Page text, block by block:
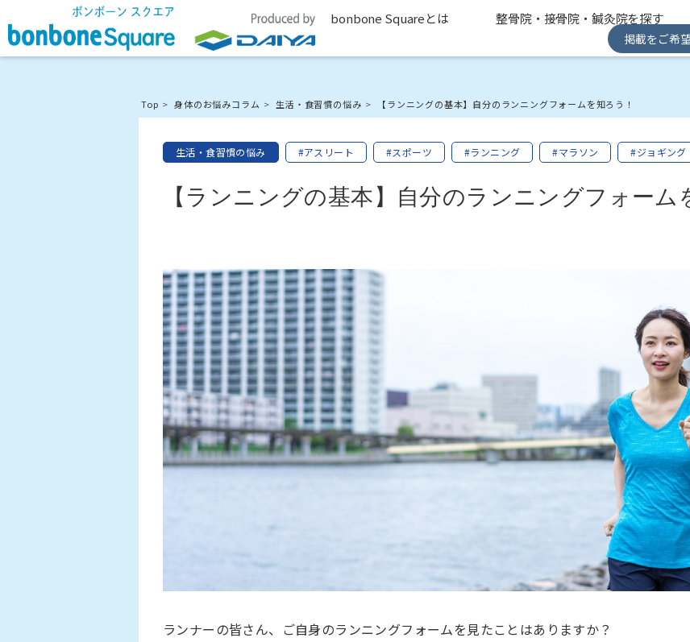
bonbone Squareとは 整骨院・接骨院・鍼灸院を探す
掲載をご希
Top 身体のお悩みコラム 生活・食習慣の悩み 【ランニングの基本】自分のランニングフォームを知ろう！
生活・食習慣の悩み #アスリート #スポーツ #ランニング #マラソン #ジョギング
【ランニングの基本】自分のランニングフォーム
ランナーの皆さん、ご自身のランニングフォームを見たことはありますか？